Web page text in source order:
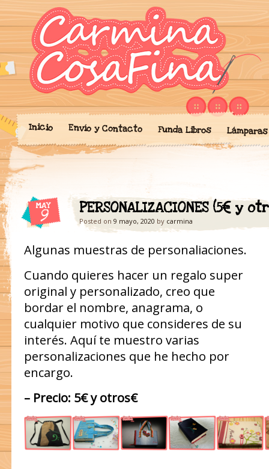
'Cosicas' de
Blog donde expongo mis
portalibros, mochilas,
cariño.
Inicio Envío y Contacto Funda Libros Lámparas
MAY
9 PERSONALIZACIONES (5€ y
Posted on 9 mayo, 2020 by carmina
Algunas muestras de personaliaciones.
Cuando quieres hacer un regalo super
original y personalizado, creo que
bordar el nombre, anagrama, o
cualquier motivo que consideres de su
interés. Aquí te muestro varias
personalizaciones que he hecho por
encargo.
– Precio: 5€ y otros€